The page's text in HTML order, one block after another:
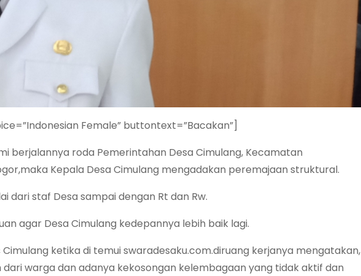
Female” buttontext=”Bacakan”]
berjalannya roda Pemerintahan Desa Cimulang, Kecamatan
Kepala Desa Cimulang mengadakan peremajaan struktural.
dari staf Desa sampai dengan Rt dan Rw.
agar Desa Cimulang kedepannya lebih baik lagi.
ketika di temui swaradesaku.com.diruang kerjanya mengatakan,
warga dan adanya kekosongan kelembagaan yang tidak aktif dan